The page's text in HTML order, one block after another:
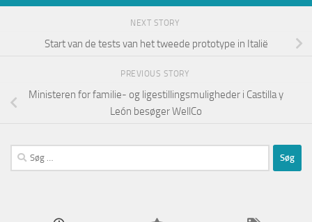
NEXT STORY
Start van de tests van het tweede prototype in Italië
PREVIOUS STORY
Ministeren for familie- og ligestillingsmuligheder i Castilla y
León besøger WellCo
Søg
efter: